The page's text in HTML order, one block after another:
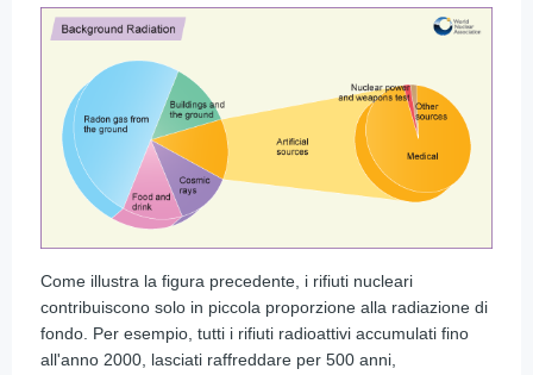
Come illustra la figura precedente, i rifiuti nucleari
contribuiscono solo in piccola proporzione alla radiazione di
fondo. Per esempio, tutti i rifiuti radioattivi accumulati fino
all'anno 2000, lasciati raffreddare per 500 anni,